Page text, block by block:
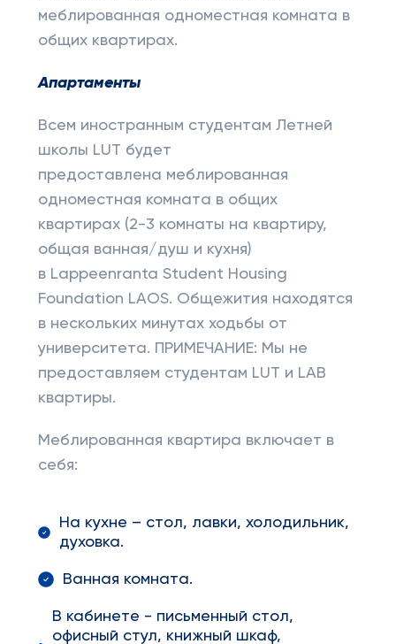
меблированная одноместная комната в
общих квартирах.
Апартаменты
Всем иностранным студентам Летней
школы LUT будет
предоставлена меблированная
одноместная комната в общих
квартирах (2-3 комнаты на квартиру,
общая ванная/душ и кухня)
в Lappeenranta Student Housing
Foundation LAOS. Общежития находятся
в нескольких минутах ходьбы от
университета. ПРИМЕЧАНИЕ: Мы не
предоставляем студентам LUT и LAB
квартиры.
Меблированная квартира включает в
себя:
На кухне – стол, лавки, холодильник,
духовка.
Ванная комната.
В кабинете - письменный стол,
офисный стул, книжный шкаф,